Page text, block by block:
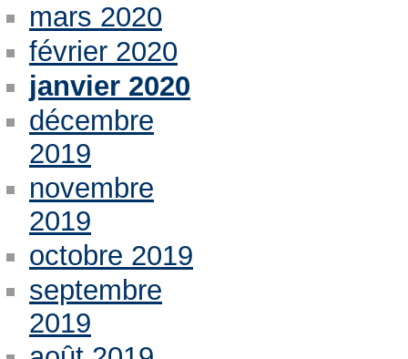
mars 2020
février 2020
janvier 2020
décembre
2019
novembre
2019
octobre 2019
septembre
2019